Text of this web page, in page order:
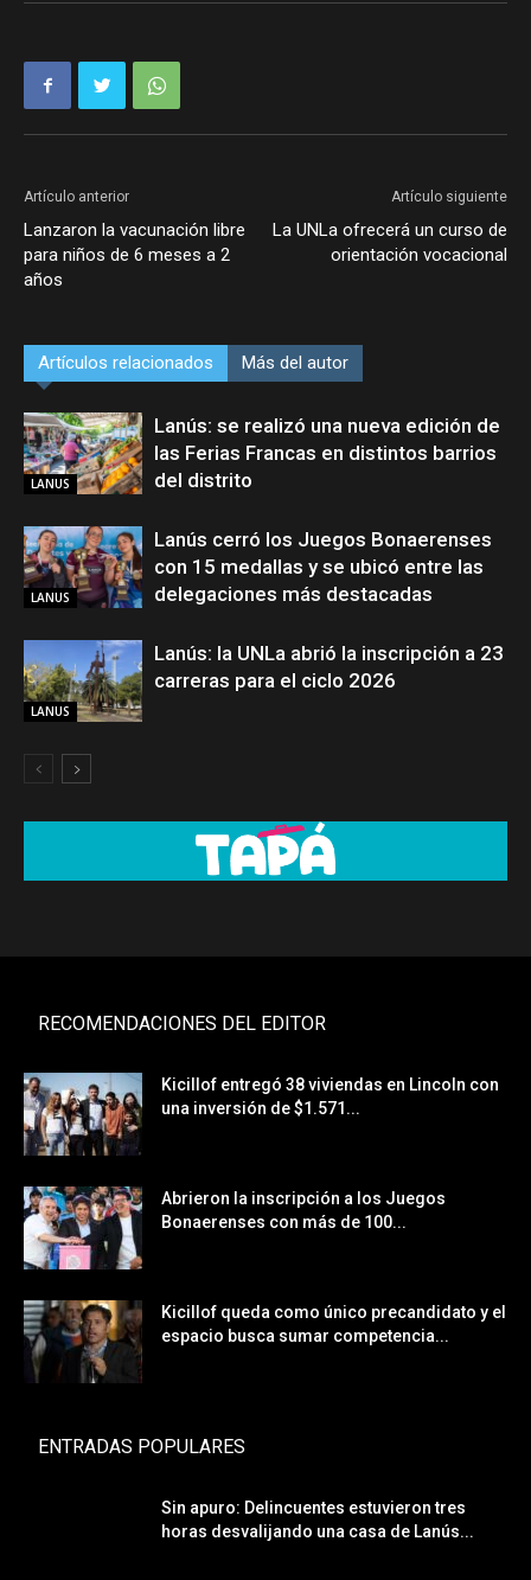
Artículo anterior
Lanzaron la vacunación libre
para niños de 6 meses a 2
años
Artículo siguiente
La UNLa ofrecerá un curso de
orientación vocacional
Artículos relacionados Más del autor
LANUS
Lanús: se realizó una nueva edición de
las Ferias Francas en distintos barrios
del distrito
LANUS
Lanús cerró los Juegos Bonaerenses
con 15 medallas y se ubicó entre las
delegaciones más destacadas
LANUS
Lanús: la UNLa abrió la inscripción a 23
carreras para el ciclo 2026
RECOMENDACIONES DEL EDITOR
Kicillof entregó 38 viviendas en Lincoln con
una inversión de $1.571...
Abrieron la inscripción a los Juegos
Bonaerenses con más de 100...
Kicillof queda como único precandidato y el
espacio busca sumar competencia...
ENTRADAS POPULARES
Sin apuro: Delincuentes estuvieron tres
horas desvalijando una casa de Lanús...